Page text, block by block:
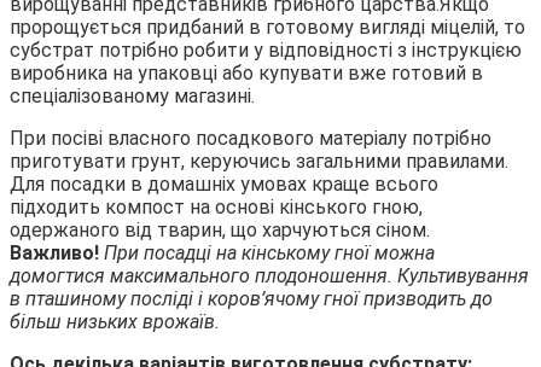
пророщується придбаний в готовому вигляді міцелій, то
субстрат потрібно робити у відповідності з інструкцією
виробника на упаковці або купувати вже готовий в
спеціалізованому магазині.
При посіві власного посадкового матеріалу потрібно
приготувати грунт, керуючись загальними правилами.
Для посадки в домашніх умовах краще всього
підходить компост на основі кінського гною,
одержаного від тварин, що харчуються сіном.
Важливо! При посадці на кінському гної можна
домогтися максимального плодоношення. Культивування
в пташиному посліді і коров’ячому гної призводить до
більш низьких врожаїв.